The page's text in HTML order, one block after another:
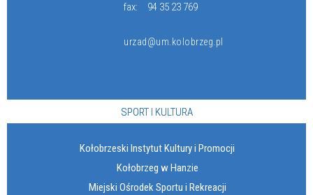
fax:
94 35 23 769
urzad@um.kolobrzeg.pl
SPORT I KULTURA
Kołobrzeski Instytut Kultury i Promocji
Kołobrzeg w Hanzie
Miejski Ośrodek Sportu i Rekreacji